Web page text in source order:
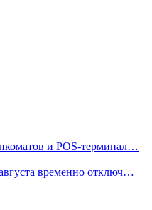
и POS-терминал…
временно отключ…